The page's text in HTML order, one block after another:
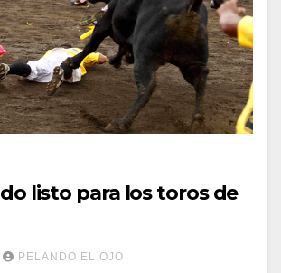
listo para los toros de
PELANDO EL OJO